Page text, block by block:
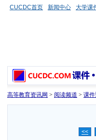
CUCDC首页 新闻中心 大学课
高等教育资讯网 > 阅读频道 > 课
<<